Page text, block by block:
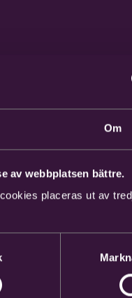
Om
av webbplatsen bättre.
placeras ut av